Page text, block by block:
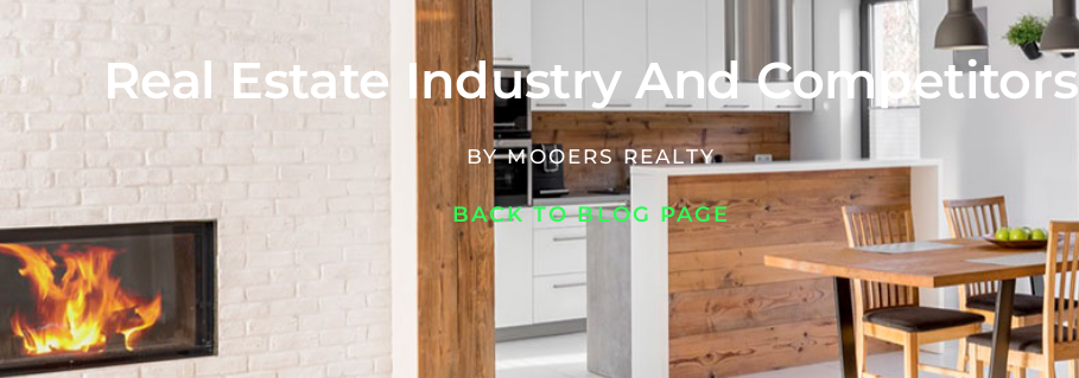
Real Estate Industry And Competitors
BYMOOERS REALTY
BACK TO BLOG PAGE